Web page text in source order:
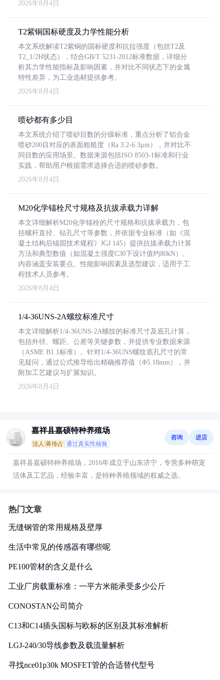
2026年8月4日
T2紫铜国标硬度及力学性能分析
本文系统解读T2紫铜的国标硬度和抗拉强度（包括T2及
T2_1/2H状态），结合GB/T 5231-2012标准数据，详细分
析其力学性能指标及影响因素，并对比不同状态下的金属
特性差异，为工业选材提供参考。
2026年8月4日
喷砂都有多少目
本文系统介绍了喷砂目数的分级标准，重点分析了铝合金
喷砂200目对应的表面粗糙度（Ra 3.2-6.3μm），并对比不
同目数的应用场景。数据来源包括ISO 8503-1标准和行业
实践，帮助用户根据需求选择合适的喷砂参数。
2026年8月4日
M20化学锚栓尺寸规格及抗拔承载力详解
本文详细解析M20化学锚栓的尺寸规格和抗拔承载力，包
括螺杆直径、钻孔尺寸等参数，并依据专业标准（如《混
凝土结构后锚固技术规程》JGJ 145）提供抗拔承载力计算
方法和典型数值（如混凝土强度C30下设计值约80kN）。
内容涵盖安装要点、性能影响因素及选型建议，适用于工
程技术人员参考。
2026年8月4日
1/4-36UNS-2A螺纹标准尺寸
本文详细解析1/4-36UNS-2A螺纹的标准尺寸及底孔计算，
包括外径、螺距、公差等关键参数，并提供专业数据来源
（ASME B1.1标准）。针对1/4-36UNS螺纹底孔尺寸的常
见疑问，通过公式推导给出精确推荐值（Φ5.18mm），并
附加工艺建议与扩展知识。
2026年8月4日
嘉祥县嘉硕特种养殖场
法人:蒋传占 通过真实性核验
咨询 进店
嘉祥县嘉硕特种养殖场，2016年成立于山东济宁，专营多种萌宠
活体及工艺品，经验丰富，是特种养殖领域的权威之选。
热门文章
无缝钢管的常用规格及壁厚
生活中常见的传感器有哪些呢
PE100管材的含义是什么
工业厂房载重标准：一平方米能承受多少公斤
CONOSTAN公司简介
C13和C14插头国标与欧标的区别及其标准解析
LGJ-240/30导线参数及载流量解析
寻找nce01p30k MOSFET管的合适替代型号